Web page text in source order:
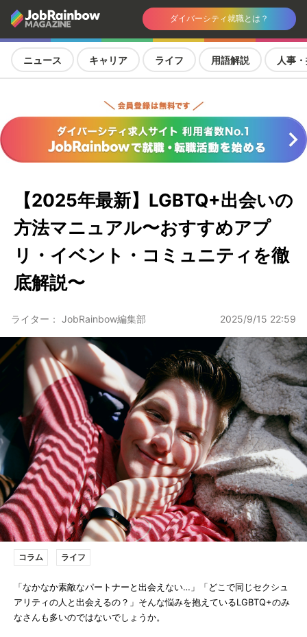
ダイバーシティ就職とは？
ニュース キャリア ライフ 用語解説 人事
【2025年最新】LGBTQ+出会いの
方法マニュアル〜おすすめアプ
リ・イベント・コミュニティを徹
底解説〜
ライター： JobRainbow編集部 2025/9/15 22:59
コラム ライフ
「なかなか素敵なパートナーと出会えない…」「どこで同じセクシュ
アリティの人と出会えるの？」そんな悩みを抱えているLGBTQ+のみ
なさんも多いのではないでしょうか。